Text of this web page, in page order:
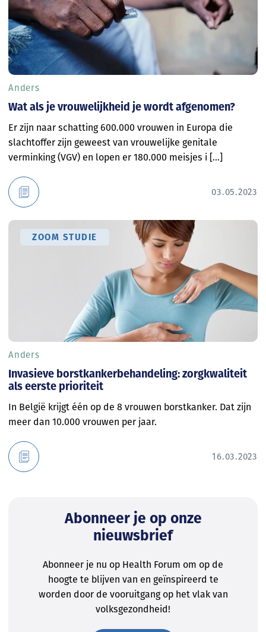
Wat als je vrouwelijkheid je wordt afgenomen?
Er zijn naar schatting 600.000 vrouwen in Europa die
slachtoffer zijn geweest van vrouwelijke genitale
verminking (VGV) en lopen er 180.000 meisjes i [...]
Anders
03.05.2023
Invasieve borstkankerbehandeling: zorgkwaliteit
als eerste prioriteit
ZOOM STUDIE
In België krijgt één op de 8 vrouwen borstkanker. Dat zijn
meer dan 10.000 vrouwen per jaar.
Anders
16.03.2023
Abonneer je op onze
nieuwsbrief
Abonneer je nu op Health Forum om op de
hoogte te blijven van en geïnspireerd te
worden door de vooruitgang op het vlak van
volksgezondheid!